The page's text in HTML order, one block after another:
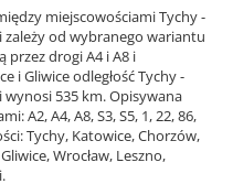
miejscowościami Tychy -
od wybranego wariantu
przez drogi A4 i A8 i
i Gliwice odległość Tychy -
535 km. Opisywana
A2, A4, A8, S3, S5, 1, 22, 86,
Tychy, Katowice, Chorzów,
Wrocław, Leszno,